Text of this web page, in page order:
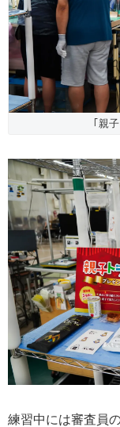
｢親
練習中には審査員